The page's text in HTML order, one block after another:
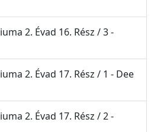
2. Évad 16. Rész / 3 -
2. Évad 17. Rész / 1 - Dee
2. Évad 17. Rész / 2 -